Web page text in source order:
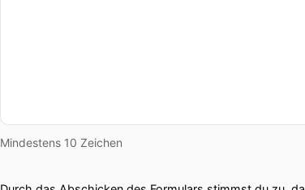
Mindestens 10 Zeichen